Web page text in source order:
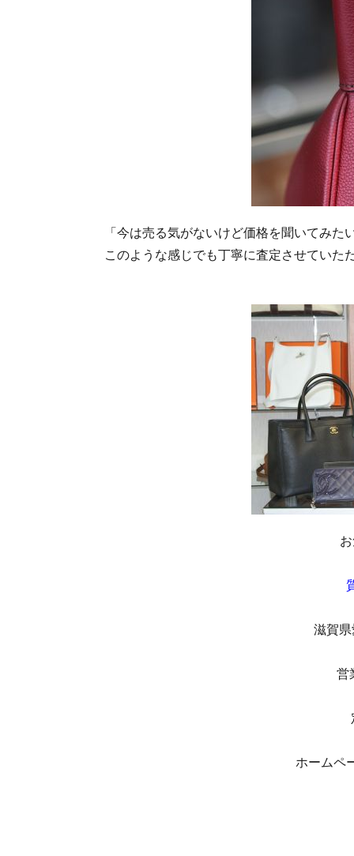
「今は売る気がないけど価格を聞いてみた
このような感じでも丁寧に査定させていた
滋賀
ホーム